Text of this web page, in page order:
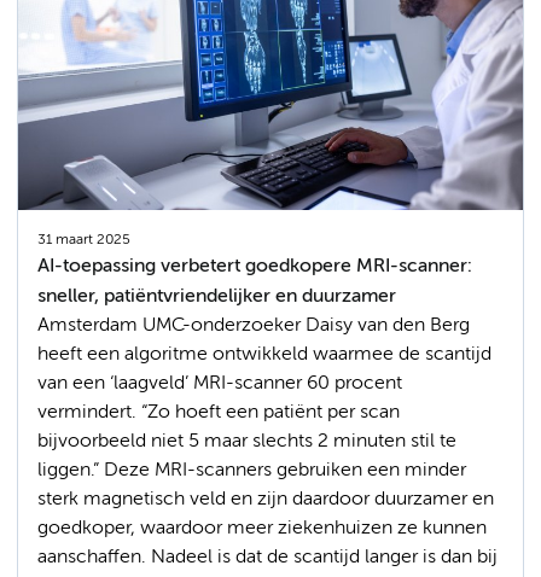
31 maart 2025
AI-toepassing verbetert goedkopere MRI-scanner:
sneller, patiëntvriendelijker en duurzamer
Amsterdam UMC-onderzoeker Daisy van den Berg
heeft een algoritme ontwikkeld waarmee de scantijd
van een ‘laagveld’ MRI-scanner 60 procent
vermindert. “Zo hoeft een patiënt per scan
bijvoorbeeld niet 5 maar slechts 2 minuten stil te
liggen.” Deze MRI-scanners gebruiken een minder
sterk magnetisch veld en zijn daardoor duurzamer en
goedkoper, waardoor meer ziekenhuizen ze kunnen
aanschaffen. Nadeel is dat de scantijd langer is dan bij